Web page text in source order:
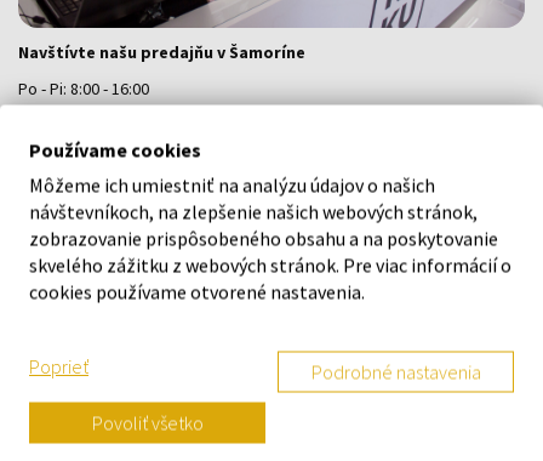
Navštívte našu predajňu v Šamoríne
Po - Pi: 8:00 - 16:00
VŠETKO O NÁKUPE
Vernostný systém
Všeobecné obchodné podmienky
Reklamačný formulár
Kedy obdržím objednaný tovar?
Používame cookies
Môžeme ich umiestniť na analýzu údajov o našich
návštevníkoch, na zlepšenie našich webových stránok,
zobrazovanie prispôsobeného obsahu a na poskytovanie
skvelého zážitku z webových stránok. Pre viac informácií o
cookies používame otvorené nastavenia.
Poprieť Podrobné nastavenia
Povoliť všetko